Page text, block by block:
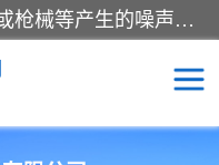
消音器主要用于降低机械设备或枪械等产生的噪声。它通过阻尼或增加排气面积来降低排气速度和功率，从而降低噪声。常见的消音器类型包括阻性消声器、抗性消声器、共振消声器以及阻抗复合式消声器等。这些消音器各有特点，适用于不同频率的噪声消除。